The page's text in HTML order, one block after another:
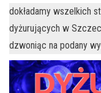
dokładamy wszelkich
dyżurujących w
dzwoniąc na podany